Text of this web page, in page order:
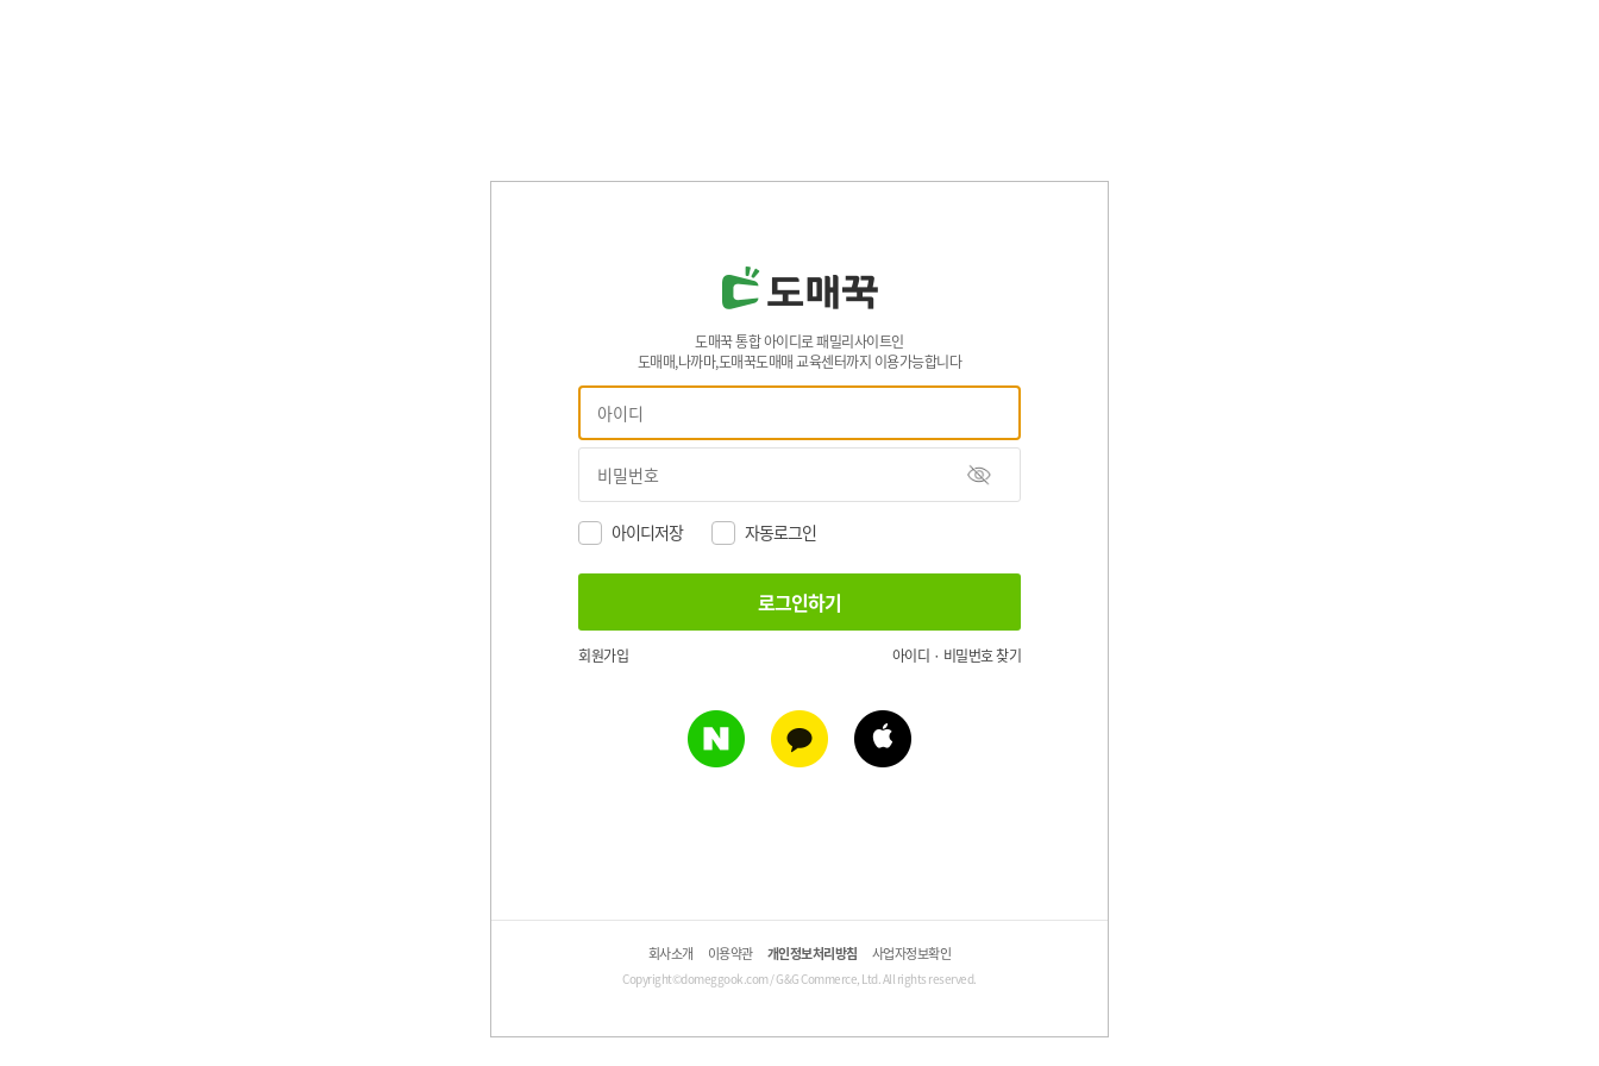
도매꾹 통합 아이디로 패밀리사이트인
도매매,나까마,도매꾹도매매 교육센터까지 이용가능합니다
아이디저장 자동로그인
회원가입 아이디 · 비밀번호 찾기
회사소개 이용약관 개인정보처리방침 사업자정보확인
Copyright©domeggook.com / G&G Commerce, Ltd. All rights reserved.